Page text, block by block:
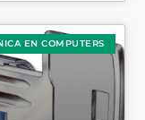
EN COMPUTERS